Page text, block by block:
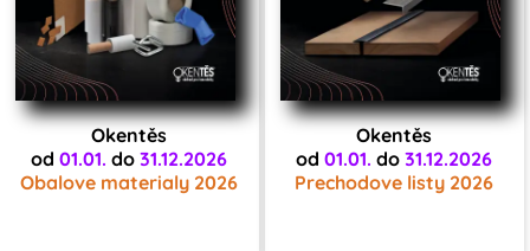
Okentěs
od 01.01. do 31.12.2026
Obalove materialy 2026
Okentěs
od 01.01. do 31.12.2026
Prechodove listy 2026